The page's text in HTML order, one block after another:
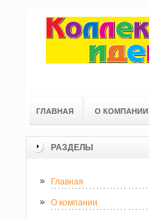
ГЛАВНАЯ О КОМПАНИИ
РАЗДЕЛЫ
Главная
О компании